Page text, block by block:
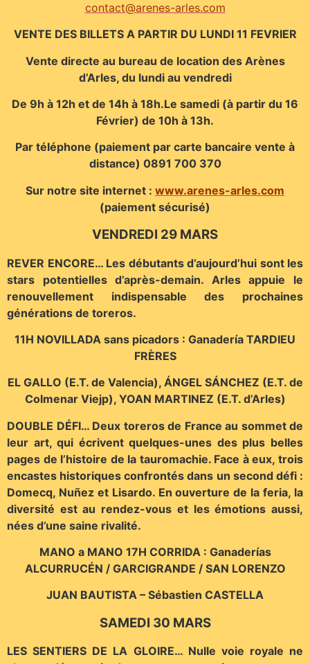
contact@arenes-arles.com
VENTE DES BILLETS A PARTIR DU LUNDI 11 FEVRIER
Vente directe au bureau de location des Arènes
d’Arles, du lundi au vendredi
De 9h à 12h et de 14h à 18h.Le samedi (à partir du 16
Février) de 10h à 13h.
Par téléphone (paiement par carte bancaire vente à
distance) 0891 700 370
Sur notre site internet : www.arenes-arles.com
(paiement sécurisé)
VENDREDI 29 MARS
REVER ENCORE… Les débutants d’aujourd’hui sont les
stars potentielles d’après-demain. Arles appuie le
renouvellement indispensable des prochaines
générations de toreros.
11H NOVILLADA sans picadors : Ganadería TARDIEU
FRÈRES
EL GALLO (E.T. de Valencia), ÁNGEL SÁNCHEZ (E.T. de
Colmenar Viejp), YOAN MARTINEZ (E.T. d’Arles)
DOUBLE DÉFI… Deux toreros de France au sommet de
leur art, qui écrivent quelques-unes des plus belles
pages de l’histoire de la tauromachie. Face à eux, trois
encastes historiques confrontés dans un second défi :
Domecq, Nuñez et Lisardo. En ouverture de la feria, la
diversité est au rendez-vous et les émotions aussi,
nées d’une saine rivalité.
MANO a MANO 17H CORRIDA : Ganaderías
ALCURRUCÉN / GARCIGRANDE / SAN LORENZO
JUAN BAUTISTA – Sébastien CASTELLA
SAMEDI 30 MARS
LES SENTIERS DE LA GLOIRE… Nulle voie royale ne